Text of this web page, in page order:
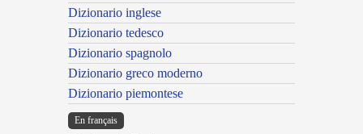
Dizionario inglese
Dizionario tedesco
Dizionario spagnolo
Dizionario greco moderno
Dizionario piemontese
En français